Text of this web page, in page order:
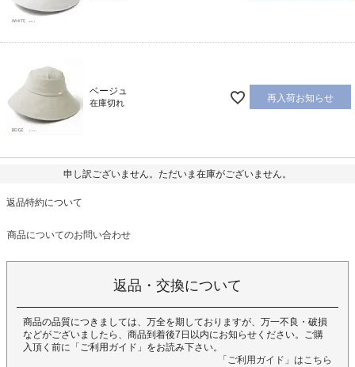
ベージュ
在庫切れ 再入荷お知らせ
申し訳ございません。ただいま在庫がございません。
返品特約について
商品についてのお問い合わせ
返品・交換について
商品の品質につきましては、万全を期しておりますが、万一不良・破損
などがございましたら、商品到着後7日以内にお知らせください。ご購
入頂く前に「ご利用ガイド」をお読み下さい。
「ご利用ガイド」はこちら